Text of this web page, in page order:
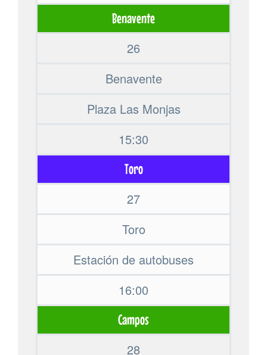
Benavente
26
Benavente
Plaza Las Monjas
15:30
Toro
27
Toro
Estación de autobuses
16:00
Campos
28